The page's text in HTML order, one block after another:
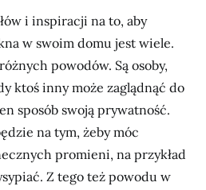
i inspiracji na to, aby
w swoim domu jest wiele.
powodów. Są osoby,
ktoś inny może zaglądnąć do
sposób swoją prywatność.
na tym, żeby móc
promieni, na przykład
Z tego też powodu w